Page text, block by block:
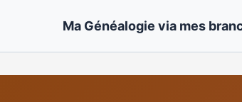
Ma Généalogie via mes